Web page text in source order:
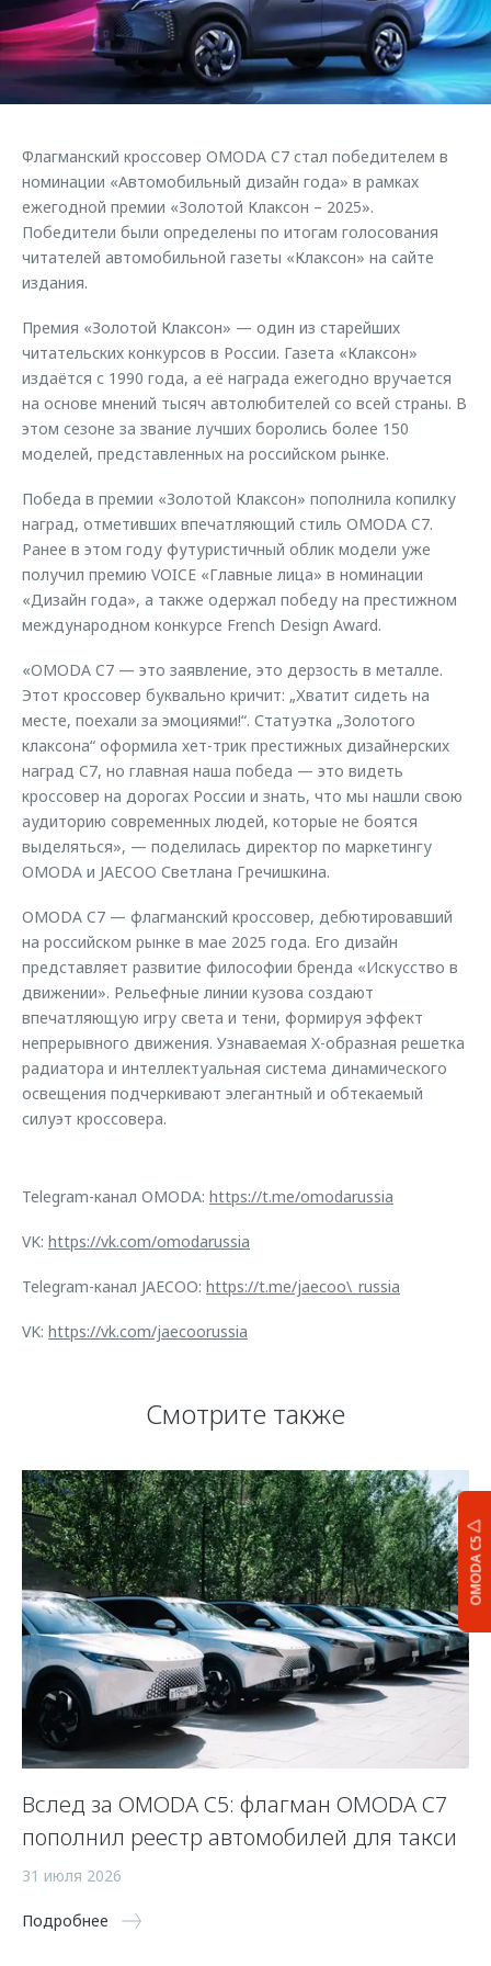
Страхование
Кредитный калькулятор
Аксессуары
Оригинальные аксессуары
Запчасти
Трейд-ин
Калькулятор трейд-ин
Клиентская поддержка
O&J Автоклуб
Клуб владельцев OMODA
Аксессуары
Одежда и сувениры
Оригинальные аксессуары
Запчасти
Обратная связь
OMODA C5
Флагманский кроссовер OMODA C7 стал победителем в
номинации «Автомобильный дизайн года» в рамках
ежегодной премии «Золотой Клаксон – 2025».
Победители были определены по итогам голосования
читателей автомобильной газеты «Клаксон» на сайте
издания.
Премия «Золотой Клаксон» — один из старейших
читательских конкурсов в России. Газета «Клаксон»
издаётся с 1990 года, а её награда ежегодно вручается
на основе мнений тысяч автолюбителей со всей страны. В
этом сезоне за звание лучших боролись более 150
моделей, представленных на российском рынке.
Победа в премии «Золотой Клаксон» пополнила копилку
наград, отметивших впечатляющий стиль OMODA C7.
Ранее в этом году футуристичный облик модели уже
получил премию VOICE «Главные лица» в номинации
«Дизайн года», а также одержал победу на престижном
международном конкурсе French Design Award.
«OMODA C7 — это заявление, это дерзость в металле.
Этот кроссовер буквально кричит: „Хватит сидеть на
месте, поехали за эмоциями!“. Статуэтка „Золотого
клаксона“ оформила хет-трик престижных дизайнерских
наград C7, но главная наша победа — это видеть
кроссовер на дорогах России и знать, что мы нашли свою
аудиторию современных людей, которые не боятся
выделяться», — поделилась директор по маркетингу
OMODA и JAECOO Светлана Гречишкина.
OMODA C7 — флагманский кроссовер, дебютировавший
на российском рынке в мае 2025 года. Его дизайн
представляет развитие философии бренда «Искусство в
движении». Рельефные линии кузова создают
впечатляющую игру света и тени, формируя эффект
непрерывного движения. Узнаваемая X-образная решетка
радиатора и интеллектуальная система динамического
освещения подчеркивают элегантный и обтекаемый
силуэт кроссовера.
Telegram-канал OMODA: https://t.me/omodarussia
VK: https://vk.com/omodarussia
Telegram-канал JAECOO: https://t.me/jaecoo\_russia
VK: https://vk.com/jaecoorussia
Смотрите также
Вслед за OMODA C5: флагман OMODA C7
пополнил реестр автомобилей для такси
31 июля 2026
Подробнее